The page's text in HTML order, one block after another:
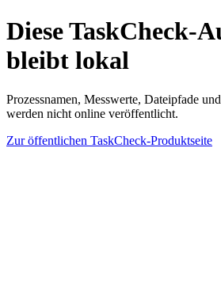
Diese TaskCheck-
bleibt lokal
Prozessnamen, Messwerte, Dateipfade
werden nicht online veröffentlicht.
Zur öffentlichen TaskCheck-Produktseite